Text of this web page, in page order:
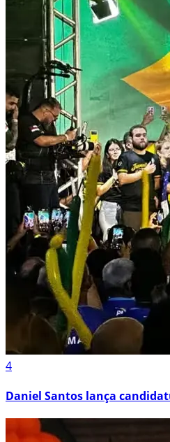
4
Daniel Santos lança